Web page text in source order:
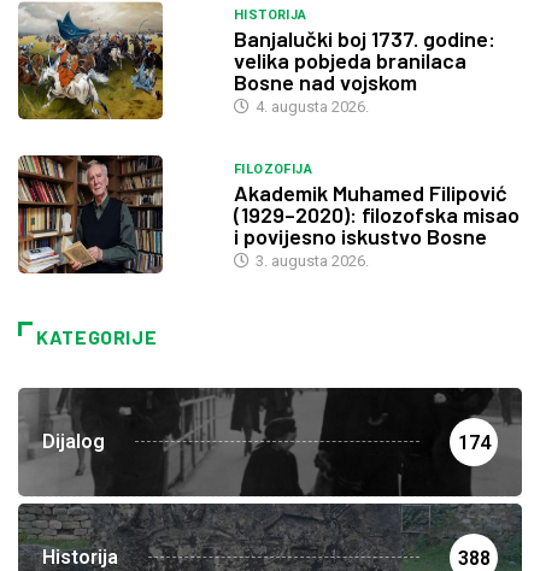
HISTORIJA
Banjalučki boj 1737. godine:
velika pobjeda branilaca
Bosne nad vojskom
4. augusta 2026.
FILOZOFIJA
Akademik Muhamed Filipović
(1929–2020): filozofska misao
i povijesno iskustvo Bosne
3. augusta 2026.
KATEGORIJE
Dijalog 174
Historija 388